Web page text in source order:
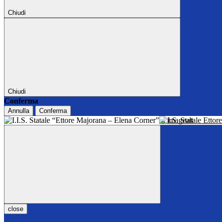
Chiudi
Chiudi
Conferma
Annulla Conferma
I.I.S. Statale
close